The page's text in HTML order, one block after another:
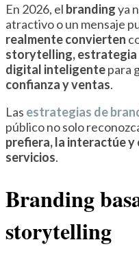
En 2026, el brandingya
atractivo o un mensaje
realmente convierten
storytelling, estrategia
digital inteligentepara
confianza y ventas.
Las estrategias de
público no solo
prefiera, la interactúe y
servicios.
Branding
storytelling